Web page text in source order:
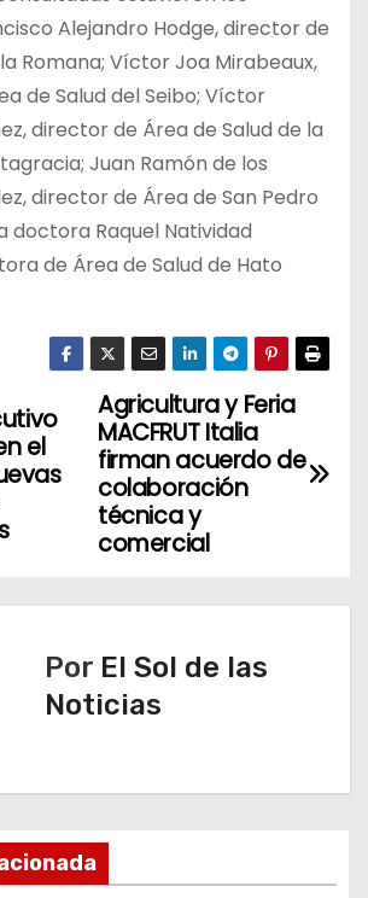
Alejandro Hodge, director de
Romana; Víctor Joa Mirabeaux,
de Salud del Seibo; Víctor
director de Área de Salud de la
Juan Ramón de los
director de Área de San Pedro
doctora Raquel Natividad
de Área de Salud de Hato
Agricultura y Feria
MACFRUT Italia
firman acuerdo de
colaboración
técnica y
comercial
el
Por El Sol de las
Noticias